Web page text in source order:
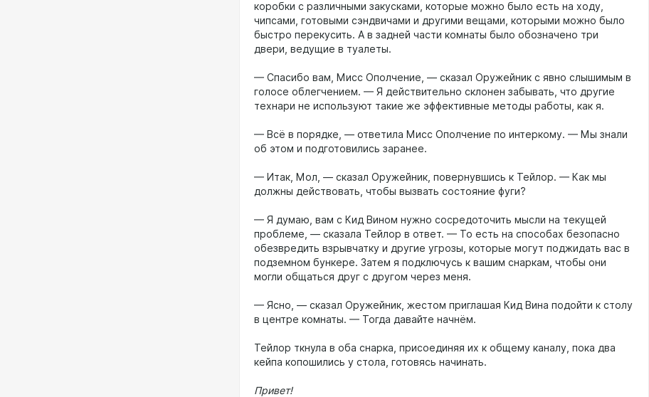
коробки с различными закусками, которые можно было есть на ходу,
чипсами, готовыми сэндвичами и другими вещами, которыми можно было
быстро перекусить. А в задней части комнаты было обозначено три
двери, ведущие в туалеты.
— Спасибо вам, Мисс Ополчение, — сказал Оружейник с явно слышимым в
голосе облегчением. — Я действительно склонен забывать, что другие
технари не используют такие же эффективные методы работы, как я.
— Всё в порядке, — ответила Мисс Ополчение по интеркому. — Мы знали
об этом и подготовились заранее.
— Итак, Мол, — сказал Оружейник, повернувшись к Тейлор. — Как мы
должны действовать, чтобы вызвать состояние фуги?
— Я думаю, вам с Кид Вином нужно сосредоточить мысли на текущей
проблеме, — сказала Тейлор в ответ. — То есть на способах безопасно
обезвредить взрывчатку и другие угрозы, которые могут поджидать вас в
подземном бункере. Затем я подключусь к вашим снаркам, чтобы они
могли общаться друг с другом через меня.
— Ясно, — сказал Оружейник, жестом приглашая Кид Вина подойти к столу
в центре комнаты. — Тогда давайте начнём.
Тейлор ткнула в оба снарка, присоединяя их к общему каналу, пока два
кейпа копошились у стола, готовясь начинать.
Привет!